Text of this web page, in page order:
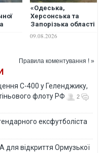
«Одеська,
Херсонська та
Запорізька області
– у зоні ризику»:
експерт пояснив,
водних ресурсів
09.08.2026
Правила коментування ! »
С-400 у Геленджику,
флоту РФ
2
ексфутболіста
для відкриття Ормузької